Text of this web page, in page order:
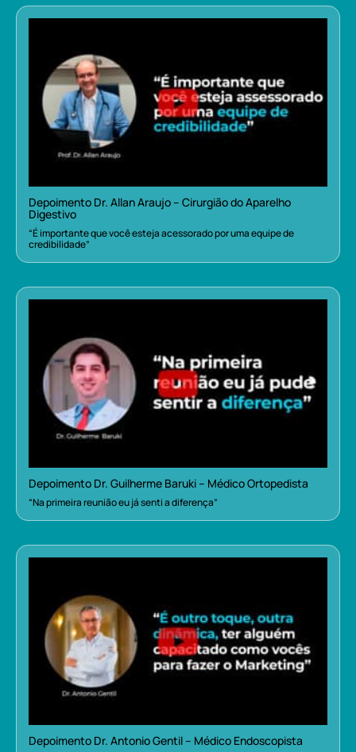
Depoimento Dr. Allan Araujo – Cirurgião do Aparelho
Digestivo
“É importante que você esteja acessorado por uma equipe de
credibilidade”
Depoimento Dr. Guilherme Baruki – Médico Ortopedista
“Na primeira reunião eu já senti a diferença”
Depoimento Dr. Antonio Gentil – Médico Endoscopista